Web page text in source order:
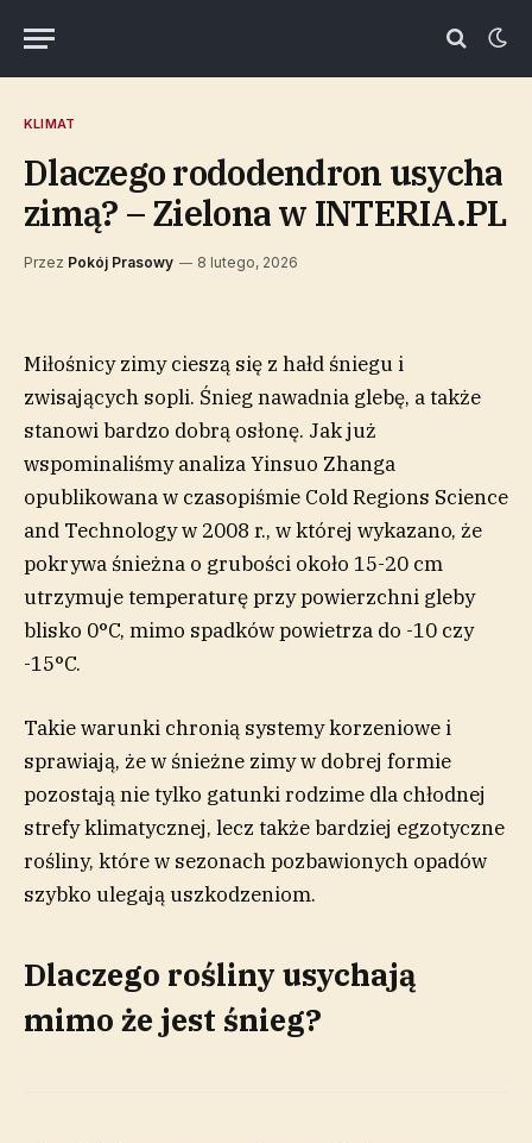
KLIMAT
Dlaczego rododendron usycha
zimą? – Zielona w INTERIA.PL
Przez Pokój Prasowy 8 lutego, 2026
Miłośnicy zimy cieszą się z hałd śniegu i
zwisających sopli. Śnieg nawadnia glebę, a także
stanowi bardzo dobrą osłonę. Jak już
wspominaliśmy analiza Yinsuo Zhanga
opublikowana w czasopiśmie Cold Regions Science
and Technology w 2008 r., w której wykazano, że
pokrywa śnieżna o grubości około 15-20 cm
utrzymuje temperaturę przy powierzchni gleby
blisko 0°C, mimo spadków powietrza do -10 czy
-15°C.
Takie warunki chronią systemy korzeniowe i
sprawiają, że w śnieżne zimy w dobrej formie
pozostają nie tylko gatunki rodzime dla chłodnej
strefy klimatycznej, lecz także bardziej egzotyczne
rośliny, które w sezonach pozbawionych opadów
szybko ulegają uszkodzeniom.
Dlaczego rośliny usychają
mimo że jest śnieg?